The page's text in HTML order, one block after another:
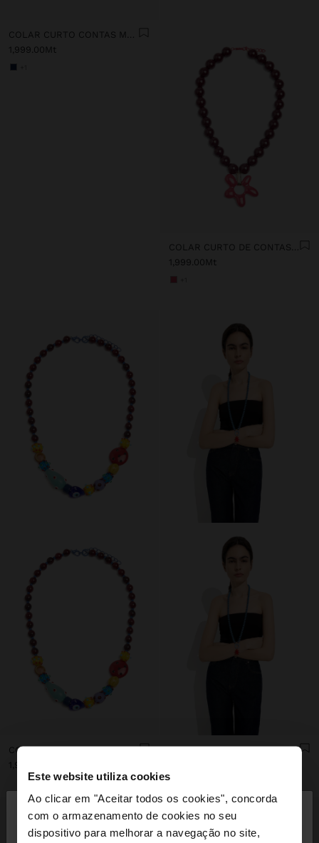
Este website utiliza cookies
Ao clicar em "Aceitar todos os cookies", concorda
com o armazenamento de cookies no seu
dispositivo para melhorar a navegação no site,
COLAR CURTO CONTAS MULTICOR
1,999.00Mt
COLAR CURTO DE CONTAS PENDENTE FLOR
1,999.00Mt
COLAR DE CONTAS MULTICOR COM CERÂMICA
1,999.00Mt
COLAR DE CONTAS COM PENDENTE DE SOL